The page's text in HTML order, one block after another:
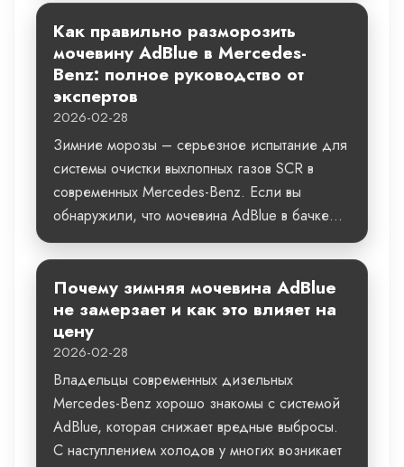
Как правильно разморозить
мочевину AdBlue в Mercedes-
Benz: полное руководство от
экспертов
2026-02-28
Зимние морозы – серьезное испытание для
системы очистки выхлопных газов SCR в
современных Mercedes-Benz. Если вы
обнаружили, что мочевина AdBlue в бачке...
Почему зимняя мочевина AdBlue
не замерзает и как это влияет на
цену
2026-02-28
Владельцы современных дизельных
Mercedes-Benz хорошо знакомы с системой
AdBlue, которая снижает вредные выбросы.
С наступлением холодов у многих возникает